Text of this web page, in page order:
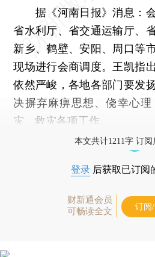
据《河南日报》消息：会
省水利厅、省交通运输厅、
新乡、鹤壁、安阳、周口等
现场进行会商调度。王凯指
依然严峻，各地各部门要发
决摒弃麻痹思想、侥幸心
灾、救灾各项工作。
本文共计1211字 订
登录 后获取已订阅
财新通会员
可畅读全文
订阅